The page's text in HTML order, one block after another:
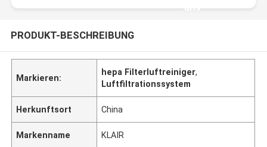
uns
PRODUKT-BESCHREIBUNG
Markieren:
hepa Filterluftreiniger,
Luftfiltrationssystem
Herkunftsort China
Markenname KLAIR